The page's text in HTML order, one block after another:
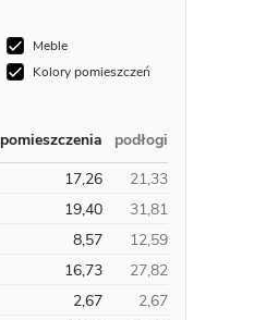
Meble
Kolory pomieszczeń
pomieszczenia
podłogi
17,26
21,33
19,40
31,81
8,57
12,59
16,73
27,82
2,67
2,67